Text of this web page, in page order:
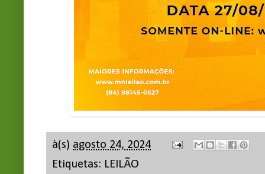
à(s) agosto 24, 2024
Etiquetas: LEILÃO